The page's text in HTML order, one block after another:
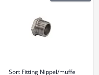
Sort Fitting Nippel/muffe